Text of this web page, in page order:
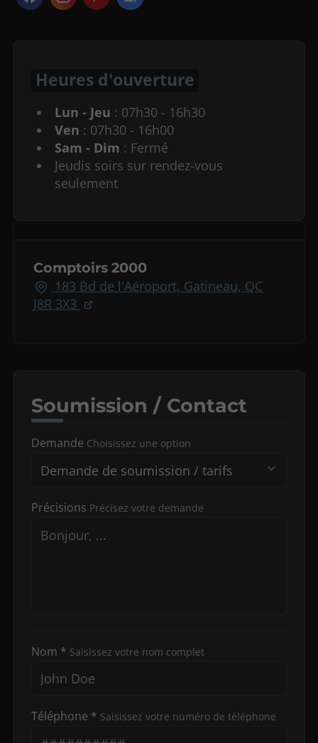
Heures d'ouverture
Lun - Jeu : 07h30 - 16h30
Ven : 07h30 - 16h00
Sam - Dim : Fermé
Jeudis soirs sur rendez-vous
seulement
Comptoirs 2000
183 Bd de l'Aéroport, Gatineau, QC
J8R 3X3
Soumission / Contact
Demande Choisissez une option
Précisions Précisez votre demande
Nom * Saisissez votre nom complet
Téléphone * Saisissez votre numéro de téléphone